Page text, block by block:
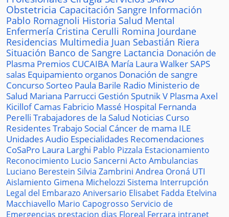
Obstetricia Capacitación Sangre Información
Pablo Romagnoli Historia Salud Mental
Enfermería Cristina Cerulli Romina Jourdane
Residencias Multimedia Juan Sebastián Riera
Situación Banco de Sangre Lactancia Donación de
Plasma Premios CUCAIBA María Laura WalkerSAPS
salas Equipamiento organos Donación de sangre
ConcursoSorteo Paula Barile Radio Ministerio de
Salud Mariana Parrucci Gestión Sputnik V Plasma Axel
KicillofCamas Fabricio Massé Hospital Fernanda
Perelli Trabajadores de la Salud Noticias Curso
ResidentesTrabajo Social Cáncer de mama ILE
UnidadesAudio Especialidades Recomendaciones
CoSaPro Laura Larghi Pablo Pizzala Estacionamiento
Reconocimiento Lucio Sancerni Acto Ambulancias
Luciano Berestein Silvia Zambrini Andrea Oroná UTI
Aislamiento Gimena Michelozzi Sistema Interrupción
Legal del Embarazo Aniversario Elisabet Fadda Etelvina
Macchiavello Mario Capogrosso Servicio de
Emergencias prestacion dias Floreal Ferrara intranet